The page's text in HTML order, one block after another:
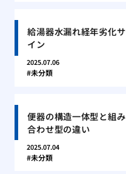
給湯器水漏れ経年劣化サ
イン
2025.07.06
未分類
便器の構造一体型と組み
合わせ型の違い
2025.07.04
未分類